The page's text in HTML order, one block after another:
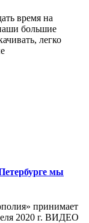
время на
большие
легко
мы
принимает
2020 г. ВИДЕО